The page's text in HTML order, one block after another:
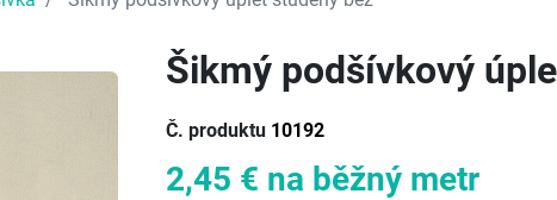
Šikmý podšívkový
Č. produktu 10192
2,45 € na běžný metr